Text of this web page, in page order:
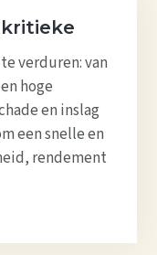
verduren: van
hoge
en inslag
een snelle en
rendement